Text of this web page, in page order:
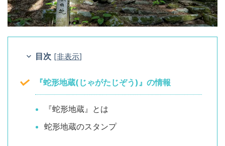
目次 [非表示]
『蛇形地蔵(じゃがたじぞう)』の情報
『蛇形地蔵』とは
蛇形地蔵のスタンプ